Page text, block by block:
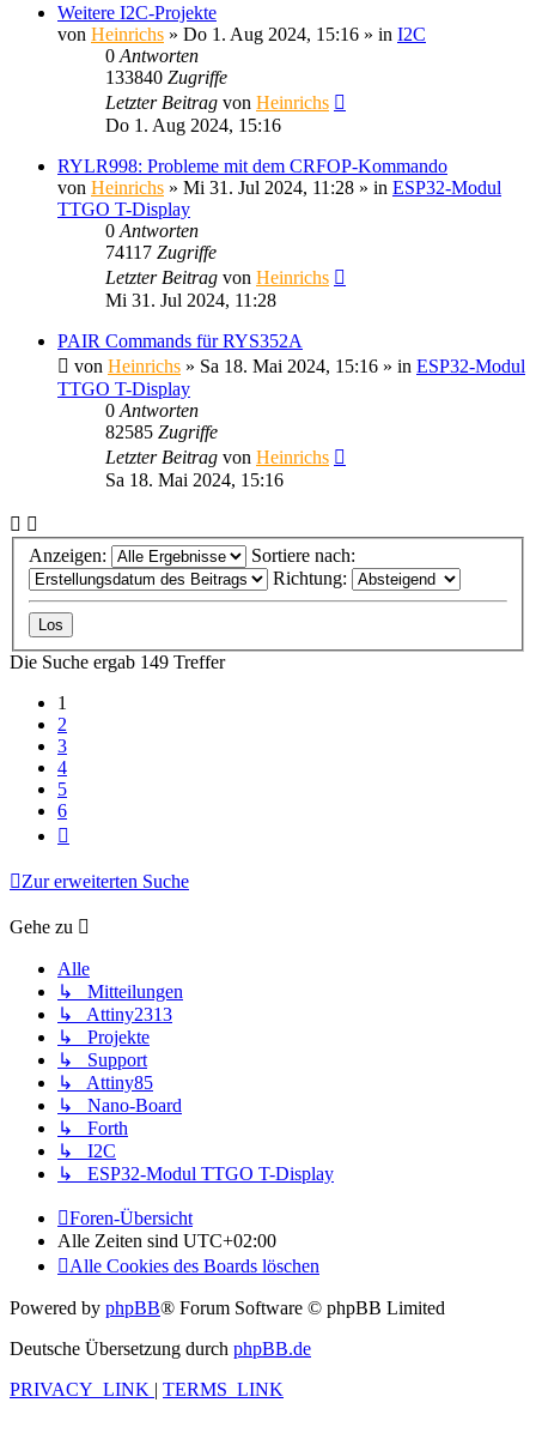
Weitere I2C-Projekte
von Heinrichs » Do 1. Aug 2024, 15:16 » in I2C
0 Antworten
133840 Zugriffe
Letzter Beitrag von Heinrichs
Do 1. Aug 2024, 15:16
RYLR998: Probleme mit dem CRFOP-Kommando
von Heinrichs » Mi 31. Jul 2024, 11:28 » in ESP32-Modul
TTGO T-Display
0 Antworten
74117 Zugriffe
Letzter Beitrag von Heinrichs
Mi 31. Jul 2024, 11:28
PAIR Commands für RYS352A
von Heinrichs » Sa 18. Mai 2024, 15:16 » in ESP32-Modul
TTGO T-Display
0 Antworten
82585 Zugriffe
Letzter Beitrag von Heinrichs
Sa 18. Mai 2024, 15:16
Anzeigen:
Sortiere nach:
Richtung:
Die Suche ergab 149 Treffer
1
2
3
4
5
6
Zur erweiterten Suche
Gehe zu
Alle
↳ Mitteilungen
↳ Attiny2313
↳ Projekte
↳ Support
↳ Attiny85
↳ Nano-Board
↳ Forth
↳ I2C
↳ ESP32-Modul TTGO T-Display
Foren-Übersicht
Alle Zeiten sind UTC+02:00
Alle Cookies des Boards löschen
Powered by phpBB® Forum Software © phpBB Limited
Deutsche Übersetzung durch phpBB.de
PRIVACY_LINK
TERMS_LINK